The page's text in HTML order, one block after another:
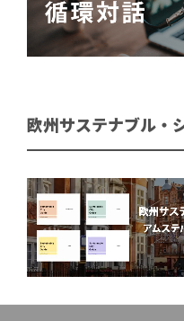
欧州サステナブル・